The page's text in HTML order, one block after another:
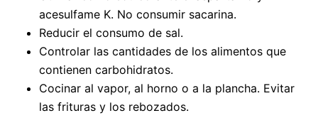
acesulfame K. No consumir sacarina.
Reducir el consumo de sal.
Controlar las cantidades de los alimentos que
contienen carbohidratos.
Cocinar al vapor, al horno o a la plancha. Evitar
las frituras y los rebozados.